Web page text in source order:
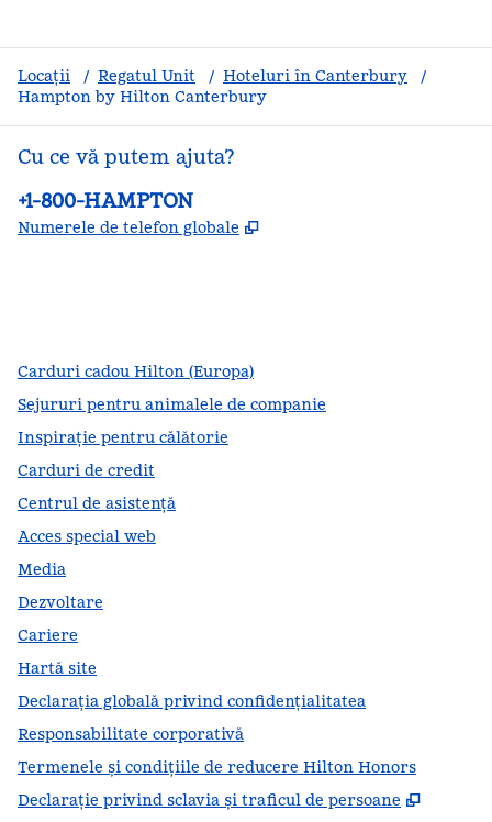
Locații / Regatul Unit / Hoteluri în Canterbury
/
Hampton by Hilton Canterbury
Cu ce vă putem ajuta?
Telefon:
+1-800-HAMPTON
Numerele de telefon globale ,
Carduri cadou Hilton (Europa)
Sejururi pentru animalele de companie
Inspirație pentru călătorie
Carduri de credit
Centrul de asistență
Acces special web
Media
Dezvoltare
Cariere
Hartă site
Declarația globală privind confidenţialitatea
Responsabilitate corporativă
Termenele și condițiile de reducere Hilton Honors
Declarație privind sclavia și traficul de persoane
,